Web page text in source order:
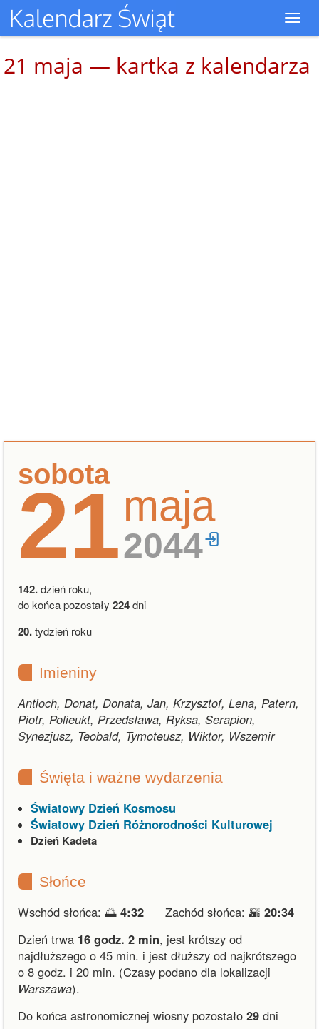
21 maja — kartka z kalendarza
sobota
21maja
2044
142.dzień roku,
do końca pozostały 224dni
20.tydzień roku
Imieniny
Antioch, Donat, Donata, Jan, Krzysztof, Lena, Patern,
Piotr, Polieukt, Przedsława, Ryksa, Serapion,
Synezjusz, Teobald, Tymoteusz, Wiktor, Wszemir
Święta i ważne wydarzenia
Światowy Dzień Kosmosu
Światowy Dzień Różnorodności Kulturowej
Dzień Kadeta
Słońce
Wschód słońca: 🌅 4:32 Zachód słońca: 🌇 20:34
Dzień trwa 16 godz. 2 min, jest krótszy od
najdłuższego o 45 min. i jest dłuższy od najkrótszego
o 8 godz. i 20 min. (Czasy podano dla lokalizacji
Warszawa).
Do końca astronomicznej wiosny pozostało 29 dni